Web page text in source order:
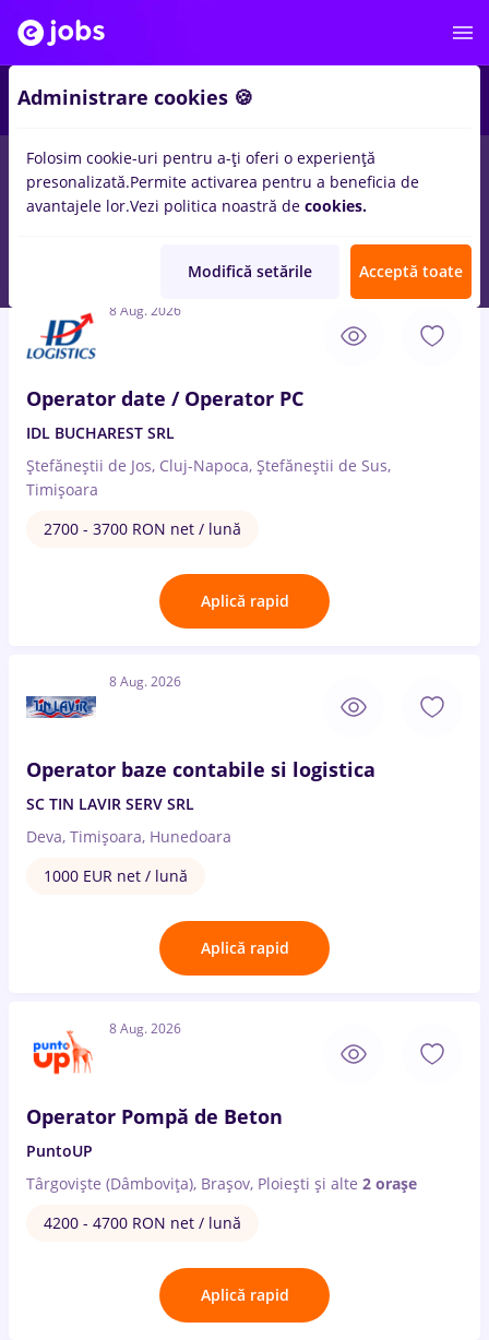
Full time Part time Fără experiență Entry-Level
8 Aug. 2026
Operator date / Operator PC
IDL BUCHAREST SRL
Ștefăneștii de Jos, Cluj-Napoca, Ștefăneștii de Sus,
Timișoara
2700 - 3700 RON net / lună
Aplică rapid
8 Aug. 2026
Operator baze contabile si logistica
SC TIN LAVIR SERV SRL
Deva, Timișoara, Hunedoara
1000 EUR net / lună
Aplică rapid
8 Aug. 2026
Operator Pompă de Beton
PuntoUP
Târgoviște (Dâmbovița), Brașov, Ploiești și alte 2 orașe
4200 - 4700 RON net / lună
Aplică rapid
Administrare cookies 🍪
Folosim cookie-uri pentru a-ți oferi o experiență
presonalizată.Permite activarea pentru a beneficia de
avantajele lor.Vezi politica noastră de cookies.
Modifică setările Acceptă toate